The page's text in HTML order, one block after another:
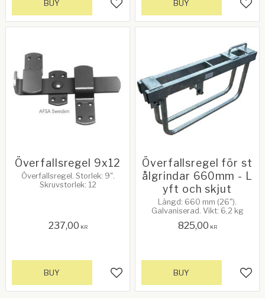
Add to favorites
BUY BUY
Överfallsregel 9x12
Överfallsregel. Storlek: 9".
Skruvstorlek: 12
237,00 KR
Add to favorites
BUY
Överfallsregel för st
ålgrindar 660mm - L
yft och skjut
Längd: 660 mm (26").
Galvaniserad. Vikt: 6,2 kg
825,00 KR
BUY